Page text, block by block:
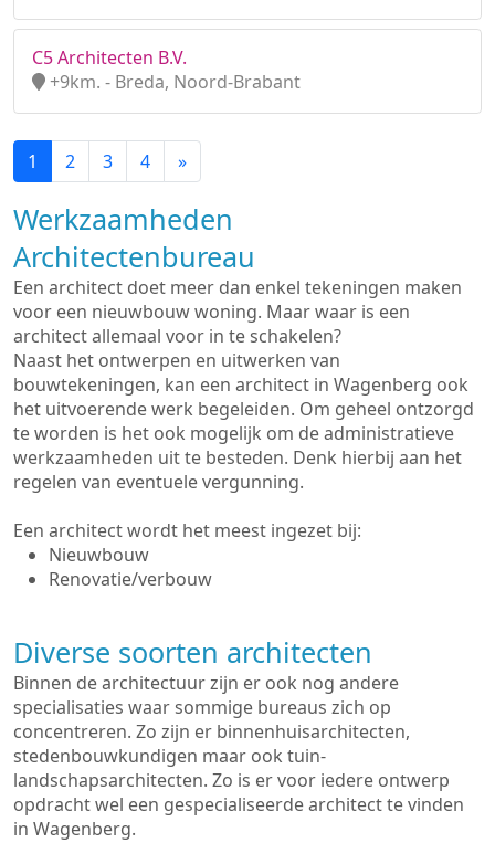
C5 Architecten B.V.
+9km. - Breda, Noord-Brabant
1 2 3 4 »
Werkzaamheden
Architectenbureau
Een architect doet meer dan enkel tekeningen maken
voor een nieuwbouw woning. Maar waar is een
architect allemaal voor in te schakelen?
Naast het ontwerpen en uitwerken van
bouwtekeningen, kan een architect in Wagenberg ook
het uitvoerende werk begeleiden. Om geheel ontzorgd
te worden is het ook mogelijk om de administratieve
werkzaamheden uit te besteden. Denk hierbij aan het
regelen van eventuele vergunning.
Een architect wordt het meest ingezet bij:
Nieuwbouw
Renovatie/verbouw
Diverse soorten architecten
Binnen de architectuur zijn er ook nog andere
specialisaties waar sommige bureaus zich op
concentreren. Zo zijn er binnenhuisarchitecten,
stedenbouwkundigen maar ook tuin-
landschapsarchitecten. Zo is er voor iedere ontwerp
opdracht wel een gespecialiseerde architect te vinden
in Wagenberg.